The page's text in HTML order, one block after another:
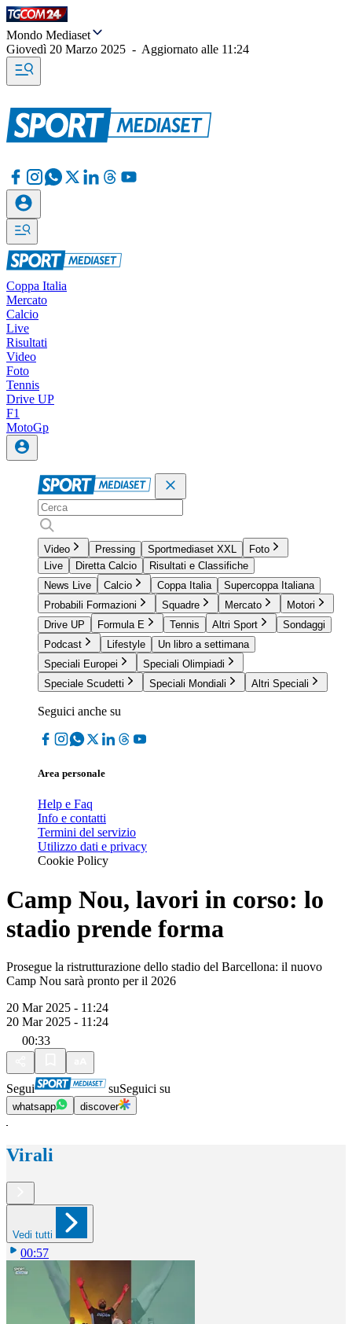
Mondo Mediaset
Giovedì 20 Marzo 2025 - Aggiornato alle 11:24
Coppa Italia
Mercato
Calcio
Live
Risultati
Video
Foto
Tennis
Drive UP
F1
MotoGp
Video Pressing Sportmediaset XXL
Foto
Live
Diretta Calcio
Risultati e Classifiche
News Live
Calcio Coppa Italia
Supercoppa Italiana
Probabili Formazioni
Squadre Mercato
Motori
Drive UP
Formula E Tennis Altri Sport
Sondaggi
Podcast
Lifestyle
Un libro a settimana
Speciali Europei
Speciali Olimpiadi
Speciale Scudetti
Speciali Mondiali Altri Speciali
Seguici anche su
Area personale
Help e Faq
Info e contatti
Termini del servizio
Utilizzo dati e privacy
Cookie Policy
Camp Nou, lavori in corso: lo
stadio prende forma
Prosegue la ristrutturazione dello stadio del Barcellona: il nuovo
Camp Nou sarà pronto per il 2026
20 Mar 2025 - 11:24
20 Mar 2025 - 11:24
00:33
Segui suSeguici su
whatsapp discover
Virali
Vedi tutti
00:57